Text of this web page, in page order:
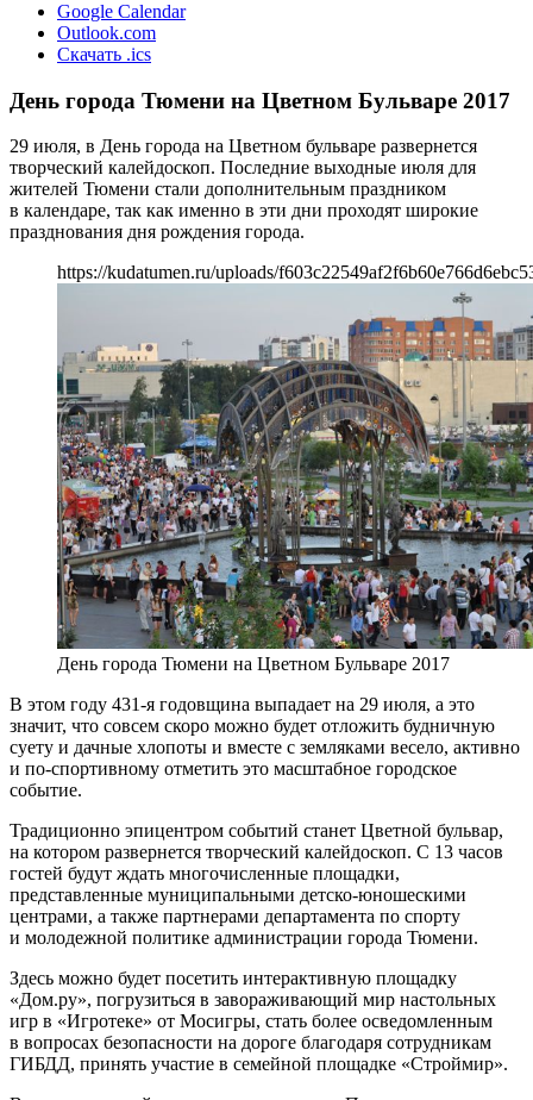
Google Calendar
Outlook.com
Скачать .ics
День города Тюмени на Цветном Бульваре 2017
29 июля, в День города на Цветном бульваре развернется
творческий калейдоскоп. Последние выходные июля для
жителей Тюмени стали дополнительным праздником
в календаре, так как именно в эти дни проходят широкие
празднования дня рождения города.
https://kudatumen.ru/uploads/
День города Тюмени на Цветном Бульваре 2017
В этом году 431-я годовщина выпадает на 29 июля, а это
значит, что совсем скоро можно будет отложить будничную
суету и дачные хлопоты и вместе с земляками весело, активно
и по-спортивному отметить это масштабное городское
событие.
Традиционно эпицентром событий станет Цветной бульвар,
на котором развернется творческий калейдоскоп. С 13 часов
гостей будут ждать многочисленные площадки,
представленные муниципальными детско-юношескими
центрами, а также партнерами департамента по спорту
и молодежной политике администрации города Тюмени.
Здесь можно будет посетить интерактивную площадку
«Дом.ру», погрузиться в завораживающий мир настольных
игр в «Игротеке» от Мосигры, стать более осведомленным
в вопросах безопасности на дороге благодаря сотрудникам
ГИБДД, принять участие в семейной площадке «Строймир».